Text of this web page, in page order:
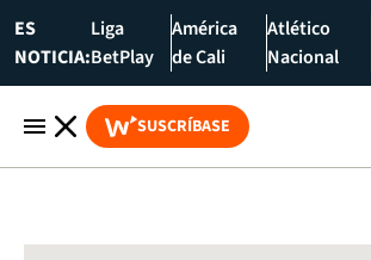
ES
NOTICIA:
Liga
BetPlay
América
de Cali
Atlético
Nacional
SUSCRÍBASE